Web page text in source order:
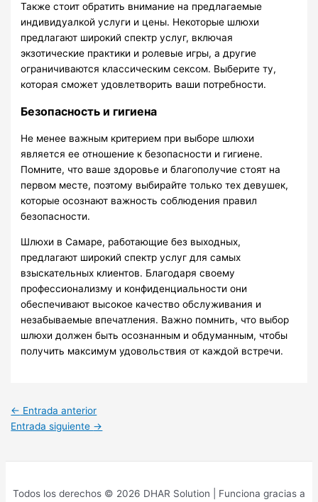
Также стоит обратить внимание на предлагаемые
индивидуалкой услуги и цены. Некоторые шлюхи
предлагают широкий спектр услуг, включая
экзотические практики и ролевые игры, а другие
ограничиваются классическим сексом. Выберите ту,
которая сможет удовлетворить ваши потребности.
Безопасность и гигиена
Не менее важным критерием при выборе шлюхи
является ее отношение к безопасности и гигиене.
Помните, что ваше здоровье и благополучие стоят на
первом месте, поэтому выбирайте только тех девушек,
которые осознают важность соблюдения правил
безопасности.
Шлюхи в Самаре, работающие без выходных,
предлагают широкий спектр услуг для самых
взыскательных клиентов. Благодаря своему
профессионализму и конфиденциальности они
обеспечивают высокое качество обслуживания и
незабываемые впечатления. Важно помнить, что выбор
шлюхи должен быть осознанным и обдуманным, чтобы
получить максимум удовольствия от каждой встречи.
← Entrada anterior
Entrada siguiente →
Todos los derechos © 2026 DHAR Solution | Funciona gracias a